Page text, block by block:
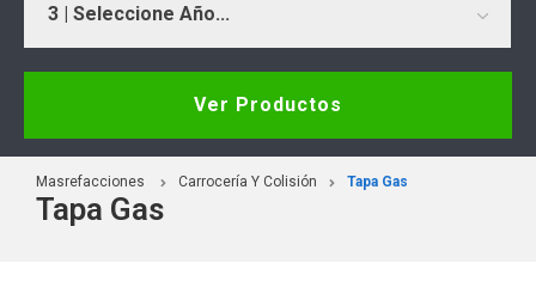
3 | Seleccione Año...
Ver Productos
Masrefacciones Carrocería Y Colisión Tapa Gas
Tapa Gas